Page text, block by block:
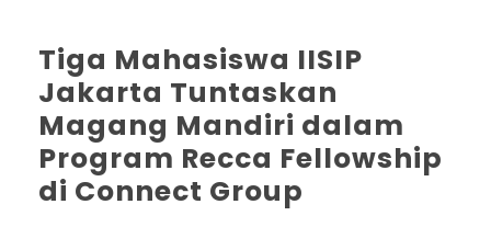
Tiga Mahasiswa IISIP
Jakarta Tuntaskan
Magang Mandiri dalam
Program Recca Fellowship
di Connect Group